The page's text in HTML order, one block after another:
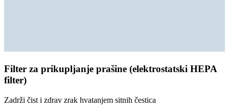
Filter za prikupljanje prašine (elektrostatski HEPA
filter)
Zadrži čist i zdrav zrak hvatanjem sitnih čestica